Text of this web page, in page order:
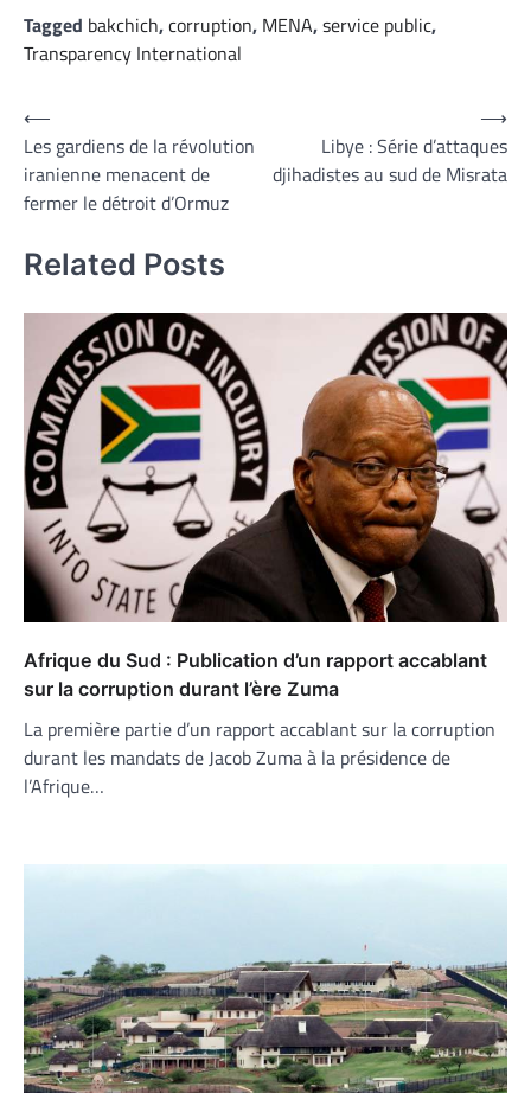
Tagged bakchich,corruption, MENA,service public,
Transparency International
Navigation
de
l’article
⟵
Les gardiens de la révolution
iranienne menacent de
fermer le détroit d’Ormuz
Libye : Série d’attaques
djihadistes au sud de Misrata
⟶
Related Posts
Afrique du Sud : Publication d’un rapport accablant
sur la corruption durant l’ère Zuma
La première partie d’un rapport accablant sur la corruption
durant les mandats de Jacob Zuma à la présidence de
l’Afrique…